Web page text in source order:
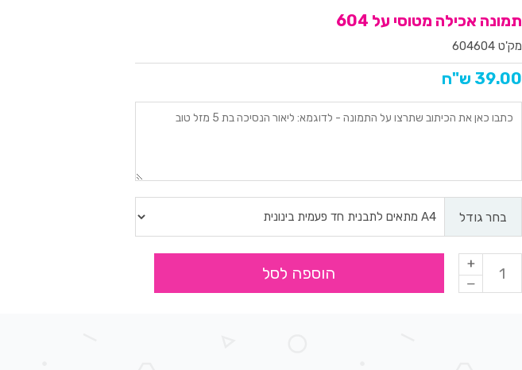
תמונה אכילה מטוסי על 604
מק'ט 604604
39.00 ש"ח
בחר גודל
הוספה לסל